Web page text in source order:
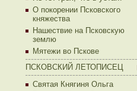
О покорении Псковского
княжества
Нашествие на Псковскую
землю
Мятежи во Пскове
ПСКОВСКИЙ ЛЕТОПИСЕЦ
Святая Княгиня Ольга